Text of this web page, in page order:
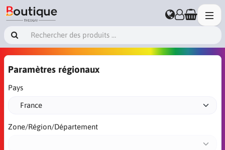
Paramètres régionaux
Pays
Zone/Région/Département